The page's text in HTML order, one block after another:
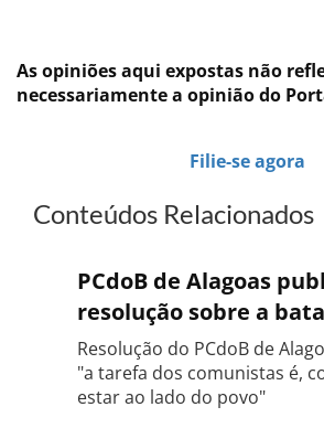
As opiniões aqui expostas não
necessariamente a opinião do
Filie-se agora
Conteúdos Relacionados
PCdoB de Alagoas
resolução sobre a
Resolução do PCdoB de
"a tarefa dos comunistas é,
estar ao lado do povo"